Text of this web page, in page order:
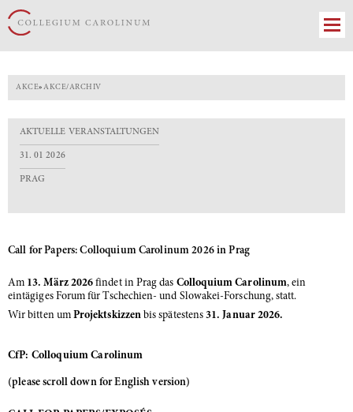
AKCE» AKCE/ARCHIV
AKTUELLE VERANSTALTUNGEN
31. 01 2026
PRAG
Call for Papers: Colloquium Carolinum 2026 in Prag
Am 13. März 2026 findet in Prag das Colloquium Carolinum, ein
eintägiges Forum für Tschechien- und Slowakei-Forschung, statt.
Wir bitten um Projektskizzenbis spätestens31. Januar 2026.
CfP: Colloquium Carolinum
(please scroll down for English version)